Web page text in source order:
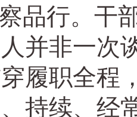
品行。干
并非一次
履职全程
持续、经